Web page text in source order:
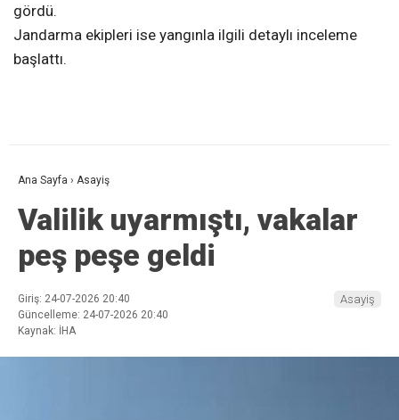
gördü.
Jandarma ekipleri ise yangınla ilgili detaylı inceleme
başlattı.
Ana Sayfa › Asayiş
Valilik uyarmıştı, vakalar
peş peşe geldi
Giriş: 24-07-2026 20:40
Güncelleme: 24-07-2026 20:40
Kaynak: İHA
Asayiş